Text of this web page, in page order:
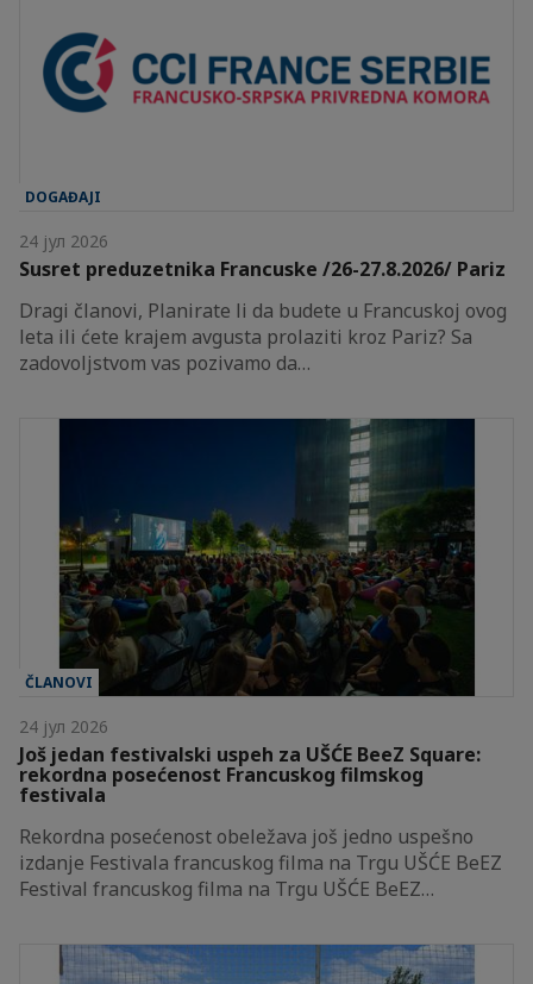
DOGAĐAJI
24 јул 2026
Susret preduzetnika Francuske /26-27.8.2026/ Pariz
Dragi članovi, Planirate li da budete u Francuskoj ovog
leta ili ćete krajem avgusta prolaziti kroz Pariz? Sa
zadovoljstvom vas pozivamo da…
ČLANOVI
24 јул 2026
Još jedan festivalski uspeh za UŠĆE BeeZ Square:
rekordna posećenost Francuskog filmskog
festivala
Rekordna posećenost obeležava još jedno uspešno
izdanje Festivala francuskog filma na Trgu UŠĆE BeEZ
Festival francuskog filma na Trgu UŠĆE BeEZ…